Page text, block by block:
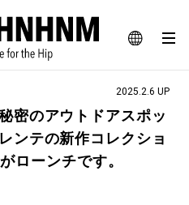
JA
EN
SNAP
ー、ライフスタイルWEBマガジン
2025.2.6 UP
密のアウトドアスポッ
ンテの新作コレクショ
ローンチです。